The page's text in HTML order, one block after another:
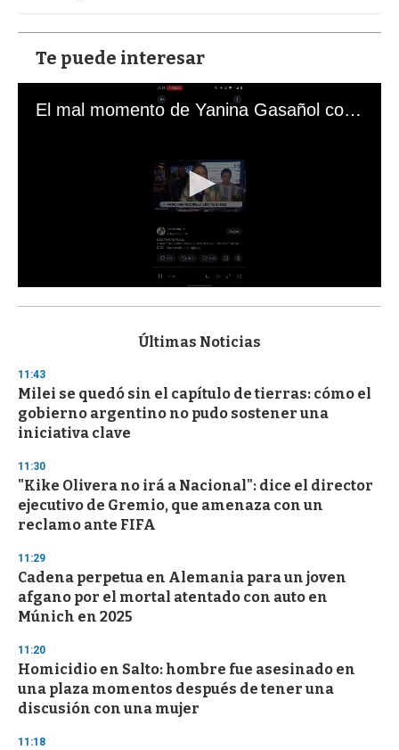
Te puede interesar
El mal momento de Yanina Gasañol con un hincha argentino en "Subrayado"
s
d
s
o
f
3
s
e
o
n
Últimas Noticias
11:43
Milei se quedó sin el capítulo de tierras: cómo el
gobierno argentino no pudo sostener una
iniciativa clave
11:30
"Kike Olivera no irá a Nacional": dice el director
ejecutivo de Gremio, que amenaza con un
reclamo ante FIFA
11:29
Cadena perpetua en Alemania para un joven
afgano por el mortal atentado con auto en
Múnich en 2025
11:20
Homicidio en Salto: hombre fue asesinado en
una plaza momentos después de tener una
discusión con una mujer
11:18